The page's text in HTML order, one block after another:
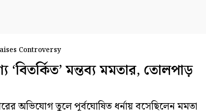
Controversy
মন্তব্য মমতার, তোলপাড়
অভিযোগ তুলে পূর্বঘোষিত ধর্নায় বসেছিলেন মমতা